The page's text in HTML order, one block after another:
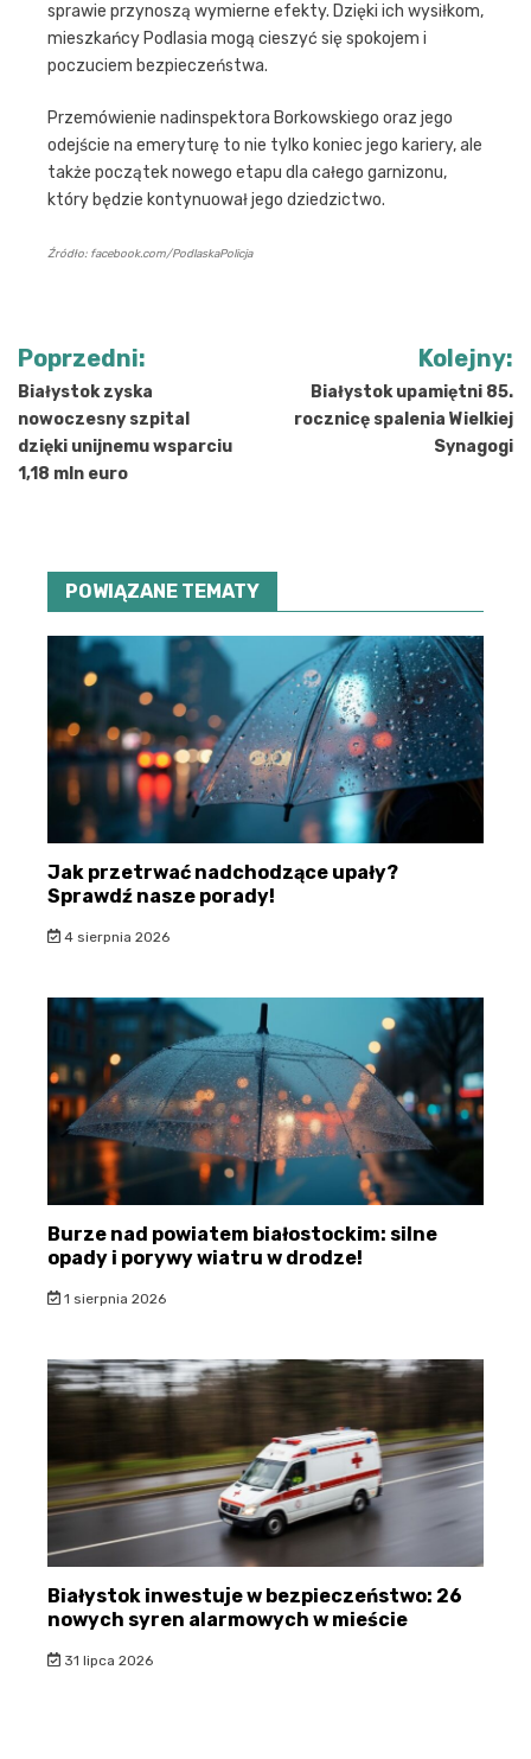
sprawie przynoszą wymierne efekty. Dzięki ich wysiłkom,
mieszkańcy Podlasia mogą cieszyć się spokojem i
poczuciem bezpieczeństwa.
Przemówienie nadinspektora Borkowskiego oraz jego
odejście na emeryturę to nie tylko koniec jego kariery, ale
także początek nowego etapu dla całego garnizonu,
który będzie kontynuował jego dziedzictwo.
Źródło: facebook.com/PodlaskaPolicja
Nawigacja
wpisu
Poprzedni:
Białystok zyska
nowoczesny szpital
dzięki unijnemu wsparciu
1,18 mln euro
Kolejny:
Białystok upamiętni 85.
rocznicę spalenia Wielkiej
Synagogi
POWIĄZANE TEMATY
Jak przetrwać nadchodzące upały?
Sprawdź nasze porady!
4 sierpnia 2026
Burze nad powiatem białostockim: silne
opady i porywy wiatru w drodze!
1 sierpnia 2026
Białystok inwestuje w bezpieczeństwo: 26
nowych syren alarmowych w mieście
31 lipca 2026